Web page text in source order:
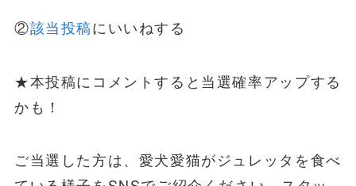
②該当投稿にいいねする
★本投稿にコメントすると当選確率アップする
かも！
ご当選した方は、愛犬愛猫がジュレッタを食べ